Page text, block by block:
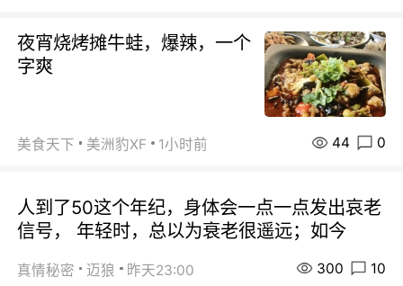
夜宵烧烤摊牛蛙，爆辣，一个
字爽
美食天下 美洲豹XF 1小时前 44 0
人到了50这个年纪，身体会一点一点发出哀老
信号， 年轻时，总以为衰老很遥远；如今
真情秘密 迈狼 昨天23:00 300 10